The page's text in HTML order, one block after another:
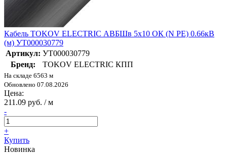
Кабель TOKOV ELECTRIC АВБШв 5х10 ОК (N PE) 0.66кВ
(м) УТ000030779
Артикул: УТ000030779
Бренд:
TOKOV ELECTRIC КПП
На складе 6563 м
Обновлено 07.08.2026
Цена:
211.09 руб. / м
-
+
Купить
Новинка